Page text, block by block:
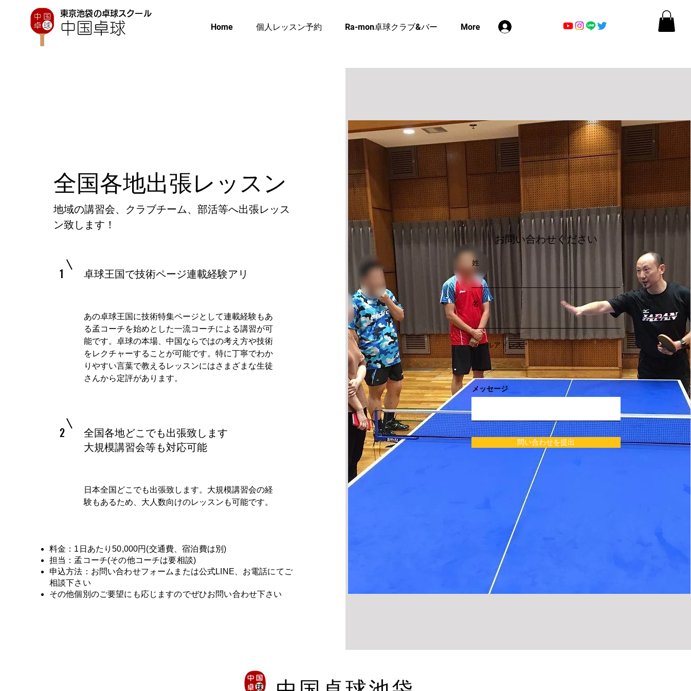
Home 個人レッスン予約 Ra-mon卓球クラブ&バー More
東京池袋の卓球スクール
全国各地出張レッスン
地域の​講習会、クラブチーム、部活等へ出張レッス
ン致します！
1 卓球王国で技術ページ連載経験アリ
​あの卓球王国に技術特集ページとして連載経験もあ
る孟コーチを始めとした一流コーチによる講習が可
能です。卓球の本場、中国ならではの考え方や技術
をレクチャーすることが可能です。特に丁寧でわか
りやすい言葉で教えるレッスンにはさまざまな生徒
さんから定評があります。
2
全国各地どこでも出張致します
大規模講習会等も対応可能
日本全国どこでも出張致します。大規模講習会の経
験もあるため、大人数向けのレッスンも可能です。
料金：1日あたり50,000円(交通費、宿泊費は別)
担当：孟コーチ(その他コーチは要相談)
申込方法：お問い合わせフォームまたは公式LINE、お電話にてご
相談下さい
​その他個別のご要望にも応じますのでぜひお問い合わせ下さい
お問い合わせください
姓
名
メールアドレス
メッセージ
問い合わせを提出